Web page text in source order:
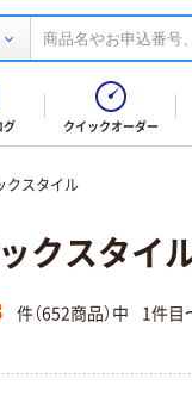
グ クイックオーダー
クスタイル
クスタイ
件（652商品）中 1件目